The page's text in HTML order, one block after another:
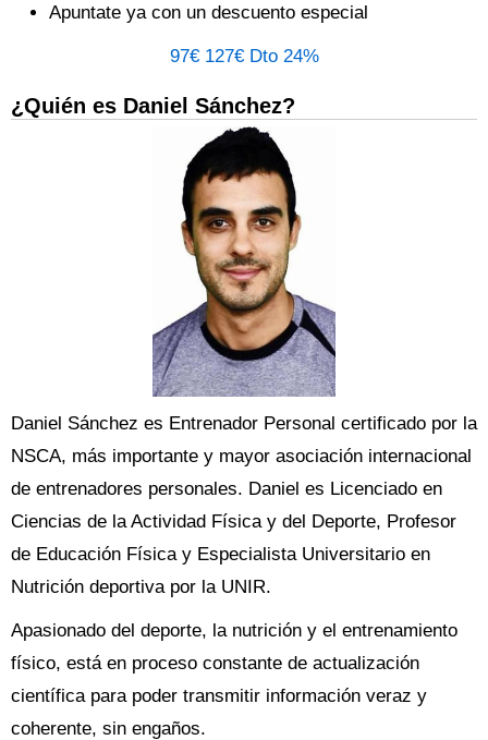
Apuntate ya con un descuento especial
97€ 127€Dto 24%
¿Quién es Daniel Sánchez?
Daniel Sánchez es Entrenador Personal certificado por la
NSCA, más importante y mayor asociación internacional
de entrenadores personales. Daniel es Licenciado en
Ciencias de la Actividad Física y del Deporte, Profesor
de Educación Física y Especialista Universitario en
Nutrición deportiva por la UNIR.
Apasionado del deporte, la nutrición y el entrenamiento
físico, está en proceso constante de actualización
científica para poder transmitir información veraz y
coherente, sin engaños.